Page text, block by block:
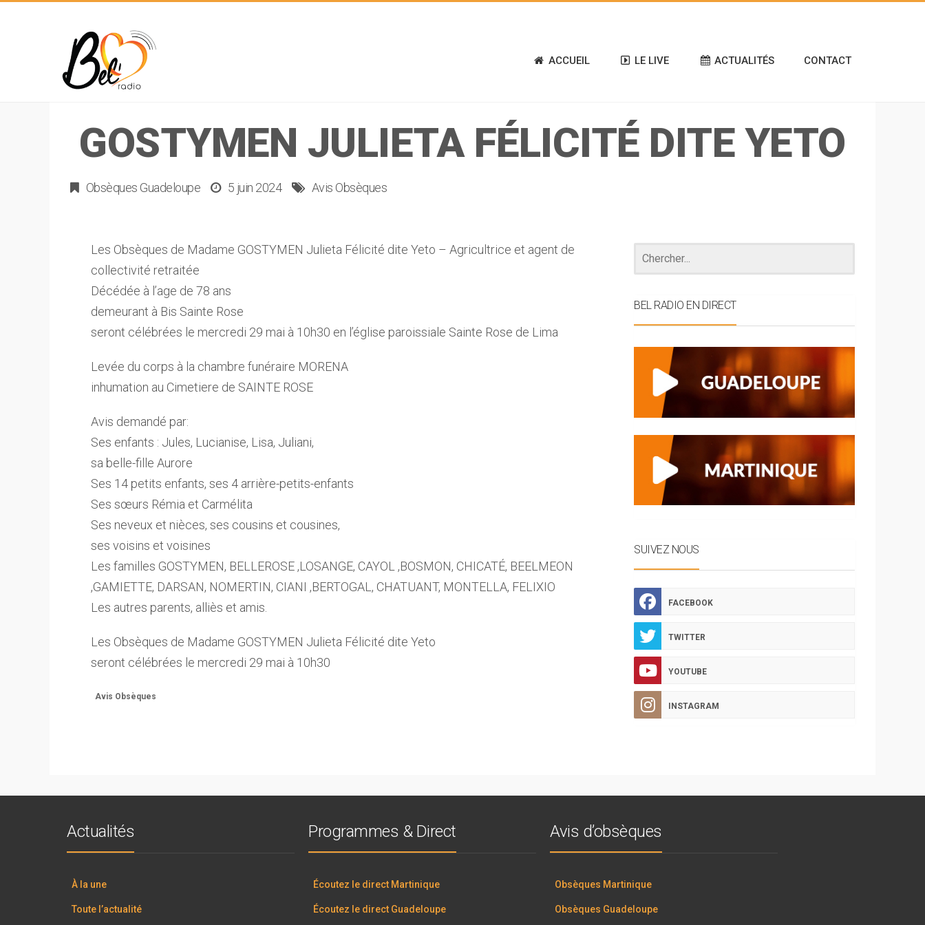
ACCUEIL LE LIVE ACTUALITÉS CONTACT
GOSTYMEN JULIETA FÉLICITÉ DITE YETO
Obsèques Guadeloupe 5 juin 2024 Avis Obsèques
Les Obsèques de Madame GOSTYMEN Julieta Félicité dite Yeto – Agricultrice et agent de
collectivité retraitée
Décédée à l’age de 78 ans
demeurant à Bis Sainte Rose
seront célébrées le mercredi 29 mai à 10h30 en l’église paroissiale Sainte Rose de Lima
Levée du corps à la chambre funéraire MORENA
inhumation au Cimetiere de SAINTE ROSE
Avis demandé par:
Ses enfants : Jules, Lucianise, Lisa, Juliani,
sa belle-fille Aurore
Ses 14 petits enfants, ses 4 arrière-petits-enfants
Ses sœurs Rémia et Carmélita
Ses neveux et nièces, ses cousins et cousines,
ses voisins et voisines
Les familles GOSTYMEN, BELLEROSE ,LOSANGE, CAYOL ,BOSMON, CHICATÉ, BEELMEON
,GAMIETTE, DARSAN, NOMERTIN, CIANI ,BERTOGAL, CHATUANT, MONTELLA, FELIXIO
Les autres parents, alliès et amis.
Les Obsèques de Madame GOSTYMEN Julieta Félicité dite Yeto
seront célébrées le mercredi 29 mai à 10h30
Avis Obsèques
BEL RADIO EN DIRECT
SUIVEZ NOUS
FACEBOOK
TWITTER
YOUTUBE
INSTAGRAM
Actualités
À la une
Toute l’actualité
Programmes & Direct
Écoutez le direct Martinique
Écoutez le direct Guadeloupe
Avis d’obsèques
Obsèques Martinique
Obsèques Guadeloupe